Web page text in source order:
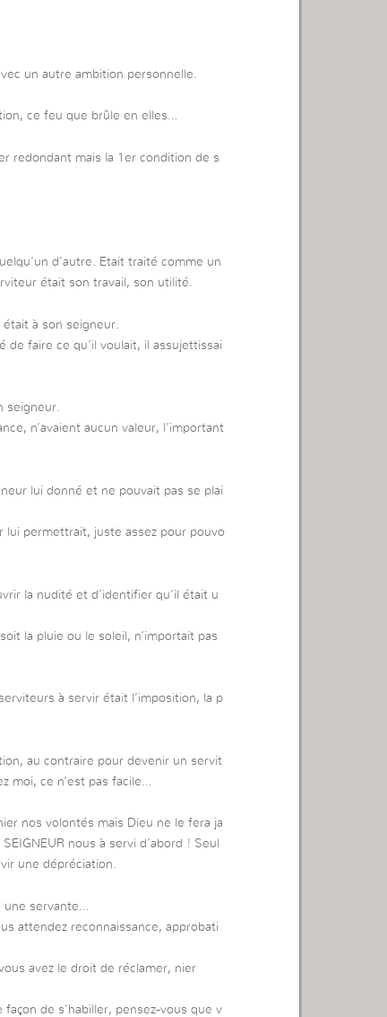
un autre ambition personnelle.
ce feu que brûle en elles…
redondant mais la 1er condition de s
d’autre. Etait traité comme un
était son travail, son utilité.
à son seigneur.
de faire ce qu’il voulait, il assujettissai
seigneur.
n’avaient aucun valeur, l’important
lui donné et ne pouvait pas se plai
lui permettrait, juste assez pour pouvo
la nudité et d’identifier qu’il était u
la pluie ou le soleil, n’importait pas
à servir était l’imposition, la p
au contraire pour devenir un servit
moi, ce n’est pas facile…
nos volontés mais Dieu ne le fera ja
nous à servi d’abord ! Seul
une dépréciation.
une servante…
attendez reconnaissance, approbati
avez le droit de réclamer, nier
de s’habiller, pensez-vous que v